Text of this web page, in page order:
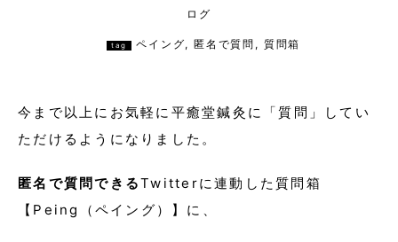
ログ
tag ペイング,匿名で質問 , 質問箱
今まで以上にお気軽に平癒堂鍼灸に「質問」してい
ただけるようになりました。
匿名で質問できるTwitterに連動した質問箱
【Peing（ペイング）】に、